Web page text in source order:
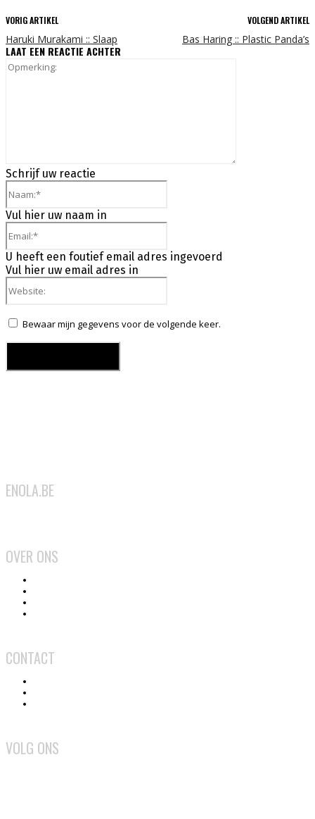
VORIG ARTIKEL
Haruki Murakami :: Slaap
VOLGEND ARTIKEL
Bas Haring :: Plastic Panda’s
LAAT EEN REACTIE ACHTER
Schrijf uw reactie
Vul hier uw naam in
U heeft een foutief email adres ingevoerd
Vul hier uw email adres in
Bewaar mijn gegevens voor de volgende keer.
ENOLA.BE
OVER ONS
CONTACT
VOLG ONS